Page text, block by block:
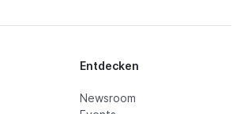
Entdecken
Newsroom